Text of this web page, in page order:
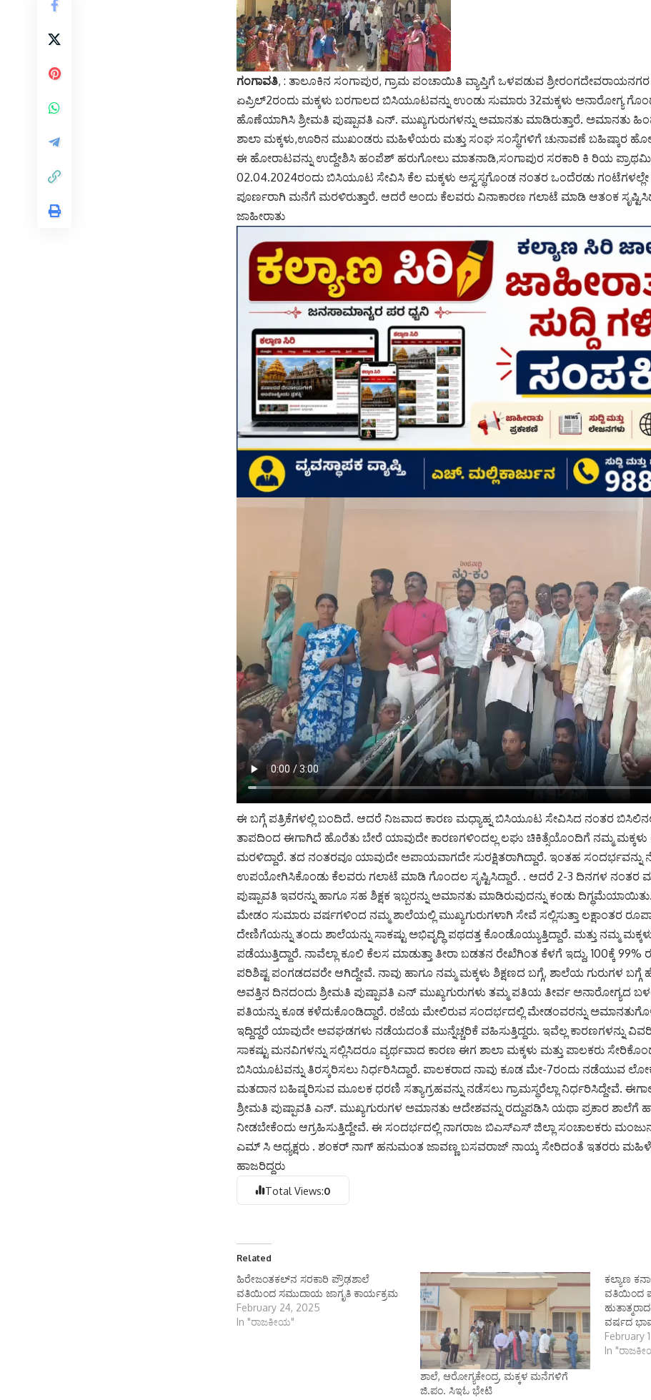
ಗಂಗಾವತಿ, : ತಾಲೂಕಿನ ಸಂಗಾಪುರ, ಗ್ರಾಮ ಪಂಚಾಯಿತಿ ವ್ಯಾಪ್ತಿಗೆ ಒಳಪಡುವ ಶ್ರೀರಂಗದೇವರಾಯನಗರ
ಏಪ್ರಿಲ್2ರಂದು ಮಕ್ಕಳು ಬರಗಾಲದ ಬಿಸಿಯೂಟವನ್ನು ಉಂಡು ಸುಮಾರು 32ಮಕ್ಕಳು ಅನಾರೋಗ್ಯ
ಹೊಣೆಯಾಗಿಸಿ ಶ್ರೀಮತಿ ಪುಷ್ಪಾವತಿ ಎನ್. ಮುಖ್ಯಗುರುಗಳನ್ನು ಅಮಾನತು ಮಾಡಿರುತ್ತಾರೆ. ಅಮಾನತು
ಶಾಲಾ ಮಕ್ಕಳು,ಊರಿನ ಮುಖಂಡರು ಮಹಿಳೆಯರು ಮತ್ತು ಸಂಘ ಸಂಸ್ಥೆಗಳಿಗೆ ಚುನಾವಣೆ ಬಹಿಷ್ಕಾರ
ಈ ಹೋರಾಟವನ್ನು ಉದ್ದೇಶಿಸಿ ಹಂಪೆಶ್ ಹರುಗೋಲು ಮಾತನಾಡಿ,ಸಂಗಾಪುರ ಸರಕಾರಿ ಕಿ ರಿಯ
02.04.2024ರಂದು ಬಿಸಿಯೂಟ ಸೇವಿಸಿ ಕೆಲ ಮಕ್ಕಳು ಅಸ್ವಸ್ಥಗೊಂಡ ನಂತರ ಒಂದೆರಡು
ಪೂರ್ಣರಾಗಿ ಮನೆಗೆ ಮರಳಿರುತ್ತಾರೆ. ಆದರೆ ಅಂದು ಕೆಲವರು ವಿನಾಕಾರಣ ಗಲಾಟೆ ಮಾಡಿ ಆತಂಕ
ಜಾಹೀರಾತು
ಈ ಬಗ್ಗೆ ಪತ್ರಿಕೆಗಳಲ್ಲಿ ಬಂದಿದೆ. ಆದರೆ ನಿಜವಾದ ಕಾರಣ ಮಧ್ಯಾಹ್ನ ಬಿಸಿಯೂಟ ಸೇವಿಸಿದ ನಂತರ
ತಾಪದಿಂದ ಈಗಾಗಿದೆ ಹೊರೆತು ಬೇರೆ ಯಾವುದೇ ಕಾರಣಗಳಿಂದಲ್ಲ ಲಘು ಚಿಕಿತ್ಸೆಯೊಂದಿಗೆ ನಮ್ಮ
ಮರಳಿದ್ದಾರೆ. ತದ ನಂತರವೂ ಯಾವುದೇ ಅಪಾಯವಾಗದೇ ಸುರಕ್ಷಿತರಾಗಿದ್ದಾರೆ. ಇಂತಹ
ಉಪಯೋಗಿಸಿಕೊಂಡು ಕೆಲವರು ಗಲಾಟೆ ಮಾಡಿ ಗೊಂದಲ ಸೃಷ್ಟಿಸಿದ್ದಾರೆ. . ಆದರೆ 2-3 ದಿನಗಳ ನಂತರ
ಪುಷ್ಪಾವತಿ ಇವರನ್ನು ಹಾಗೂ ಸಹ ಶಿಕ್ಷಕ ಇಬ್ಬರನ್ನು ಅಮಾನತು ಮಾಡಿರುವುದನ್ನು ಕಂಡು
ಮೇಡಂ ಸುಮಾರು ವರ್ಷಗಳಿಂದ ನಮ್ಮ ಶಾಲೆಯಲ್ಲಿ ಮುಖ್ಯಗುರುಗಳಾಗಿ ಸೇವೆ ಸಲ್ಲಿಸುತ್ತಾ ಲಕ್ಷಾಂತರ
ದೇಣಿಗೆಯನ್ನು ತಂದು ಶಾಲೆಯನ್ನು ಸಾಕಷ್ಟು ಅಭಿವೃದ್ಧಿ ಪಥದತ್ತ ಕೊಂಡೊಯ್ಯುತ್ತಿದ್ದಾರೆ. ಮತ್ತು ನಮ್ಮ
ಪಡೆಯುತ್ತಿದ್ದಾರೆ. ನಾವೆಲ್ಲಾ ಕೂಲಿ ಕೆಲಸ ಮಾಡುತ್ತಾ ತೀರಾ ಬಡತನ ರೇಖೆಗಿಂತ ಕೆಳಗೆ ಇದ್ದು, 100ಕ್ಕೆ 99%
ಪರಿಶಿಷ್ಟ ಪಂಗಡದವರೇ ಆಗಿದ್ದೇವೆ. ನಾವು ಹಾಗೂ ನಮ್ಮ ಮಕ್ಕಳು ಶಿಕ್ಷಣದ ಬಗ್ಗೆ, ಶಾಲೆಯ ಗುರುಗಳ ಬಗ್ಗೆ
ಅವತ್ತಿನ ದಿನದಂದು ಶ್ರೀಮತಿ ಪುಷ್ಪಾವತಿ ಎನ್ ಮುಖ್ಯಗುರುಗಳು ತಮ್ಮ ಪತಿಯ ತೀರ್ವ ಅನಾರೋಗ್ಯದ
ಪತಿಯನ್ನು ಕೂಡ ಕಳೆದುಕೊಂಡಿದ್ದಾರೆ. ರಜೆಯ ಮೇಲಿರುವ ಸಂದರ್ಭದಲ್ಲಿ ಮೇಡಂವರನ್ನು
ಇದ್ದಿದ್ದರೆ ಯಾವುದೇ ಅವಘಡಗಳು ನಡೆಯದಂತೆ ಮುನ್ನೆಚ್ಚರಿಕೆ ವಹಿಸುತ್ತಿದ್ದರು. ಇವೆಲ್ಲ ಕಾರಣಗಳನ್ನು
ಸಾಕಷ್ಟು ಮನವಿಗಳನ್ನು ಸಲ್ಲಿಸಿದರೂ ವ್ಯರ್ಥವಾದ ಕಾರಣ ಈಗ ಶಾಲಾ ಮಕ್ಕಳು ಮತ್ತು ಪಾಲಕರು
ಬಿಸಿಯೂಟವನ್ನು ತಿರಸ್ಕರಿಸಲು ನಿರ್ಧರಿಸಿದ್ದಾರೆ. ಪಾಲಕರಾದ ನಾವು ಕೂಡ ಮೇ-7ರಂದು ನಡೆಯುವ
ಮತದಾನ ಬಹಿಷ್ಕರಿಸುವ ಮೂಲಕ ಧರಣಿ ಸತ್ಯಾಗ್ರಹವನ್ನು ನಡೆಸಲು ಗ್ರಾಮಸ್ಥರೆಲ್ಲಾ ನಿರ್ಧರಿಸಿದ್ದೇವೆ.
ಶ್ರೀಮತಿ ಪುಷ್ಪಾವತಿ ಎನ್. ಮುಖ್ಯಗುರುಗಳ ಅಮಾನತು ಆದೇಶವನ್ನು ರದ್ದುಪಡಿಸಿ ಯಥಾ ಪ್ರಕಾರ ಶಾಲೆಗೆ
ನೀಡಬೇಕೆಂದು ಆಗ್ರಹಿಸುತ್ತಿದ್ದೇವೆ. ಈ ಸಂದರ್ಭದಲ್ಲಿ ನಾಗರಾಜ ಬಿಎಸ್ಎಸ್ ಜಿಲ್ಲಾ ಸಂಚಾಲಕರು
ಎಮ್ ಸಿ ಅಧ್ಯಕ್ಷರು . ಶಂಕರ್ ನಾಗ್ ಹನುಮಂತ ಜಾವಣ್ಣ ಬಸವರಾಜ್ ನಾಯ್ಕ ಸೇರಿದಂತೆ ಇತರರು
ಹಾಜರಿದ್ದರು
Total Views:0
Related
ಹಿರೇಜಂತಕಲ್‌ನ ಸರಕಾರಿ ಪ್ರೌಢಶಾಲೆ
ವತಿಯಿಂದ ಸಮುದಾಯ ಜಾಗೃತಿ ಕಾರ್ಯಕ್ರಮ
February 24, 2025
In "ರಾಜಕೀಯ"
ಶಾಲೆ, ಆರೋಗ್ಯಕೇಂದ್ರ, ಮಕ್ಕಳ ಮನೆಗಳಿಗೆ
ಜಿ.ಪಂ. ಸಿಇಓ ಭೇಟಿ
ಕಲ್ಯಾಣ
ವತಿಯಿಂದ
ವರ್ಷದ
February
In